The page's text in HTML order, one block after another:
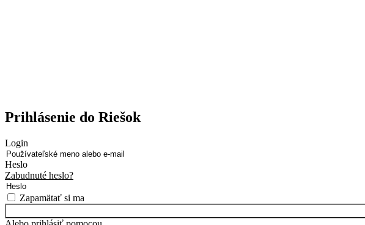
Prihlásenie do Riešok
Login
Heslo
Zabudnuté heslo?
Zapamätať si ma